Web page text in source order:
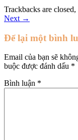
Trackbacks are
Next →
Để lại một bình
Email của bạn sẽ
buộc được đánh dấu *
Bình luận *